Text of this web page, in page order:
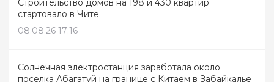
Строительство домов на 198 и 430 квартир
стартовало в Чите
08.08.26 17:16
Солнечная электростанция заработала около
поселка Абагатуй на границе с Китаем в Забайкалье